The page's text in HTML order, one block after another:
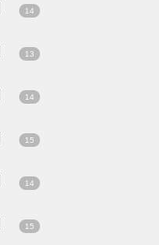
14
13
14
15
14
15